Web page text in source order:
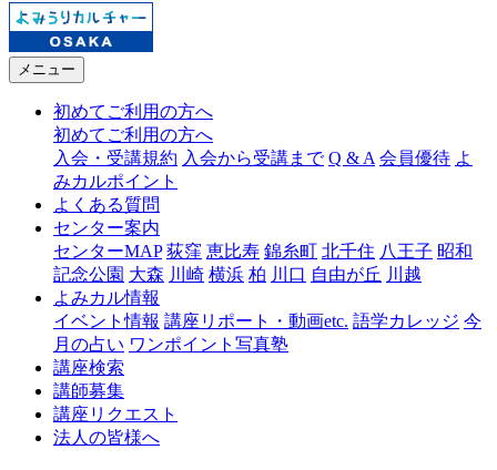
メニュー
初めてご利用の方へ
初めてご利用の方へ
入会・受講規約 入会から受講まで Q & A 会員優待 よ
みカルポイント
よくある質問
センター案内
センターMAP 荻窪 恵比寿 錦糸町 北千住 八王子 昭和
記念公園 大森 川崎 横浜 柏 川口 自由が丘 川越
よみカル情報
イベント情報 講座リポート・動画etc. 語学カレッジ 今
月の占い ワンポイント写真塾
講座検索
講師募集
講座リクエスト
法人の皆様へ